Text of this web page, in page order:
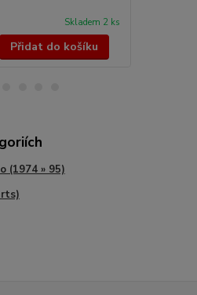
Skladem 2 ks
Přidat do košíku
(1974 » 95)